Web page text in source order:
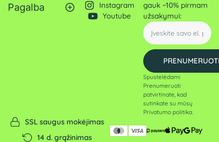
Pagalba
Instagram
Youtube
gauk −10% pirmam
užsakymui:
Spustelėdami
Prenumeruoti
patvirtinate, kad
sutinkate su mūsų
Privatumo politika.
SSL saugus mokėjimas
14 d. grąžinimas